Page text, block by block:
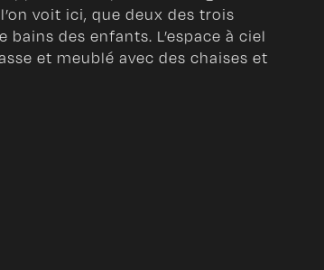
voit ici, que deux des trois
des enfants. L’espace à ciel
et meublé avec des chaises et